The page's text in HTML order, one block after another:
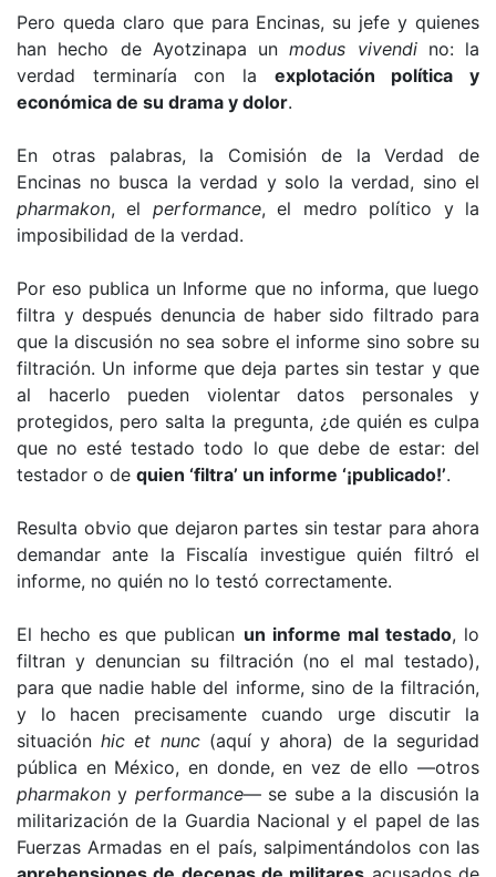
Pero queda claro que para Encinas, su jefe y quienes
han hecho de Ayotzinapa unmodus vivendino: la
verdad terminaría con la explotación política y
económica de su drama y dolor.
En otras palabras, la Comisión de la Verdad de
Encinas no busca la verdad y solo la verdad, sino el
pharmakon, el performance, el medro político y la
imposibilidad de la verdad.
Por eso publica un Informe que no informa, que luego
filtra y después denuncia de haber sido filtrado para
que la discusión no sea sobre el informe sino sobre su
filtración. Un informe que deja partes sin testar y que
al hacerlo pueden violentar datos personales y
protegidos, pero salta la pregunta, ¿de quién es culpa
que no esté testado todo lo que debe de estar: del
testador o de quien ‘filtra’ un informe ‘¡publicado!’.
Resulta obvio que dejaron partes sin testar para ahora
demandar ante la Fiscalía investigue quién filtró el
informe, no quién no lo testó correctamente.
El hecho es que publican un informe mal testado, lo
filtran y denuncian su filtración (no el mal testado),
para que nadie hable del informe, sino de la filtración,
y lo hacen precisamente cuando urge discutir la
situaciónhic et nunc(aquí y ahora) de la seguridad
pública en México, en donde, en vez de ello —otros
pharmakon y performance— se sube a la discusión la
militarización de la Guardia Nacional y el papel de las
Fuerzas Armadas en el país, salpimentándolos con las